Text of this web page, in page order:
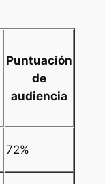
Puntuación
de
audiencia
72%